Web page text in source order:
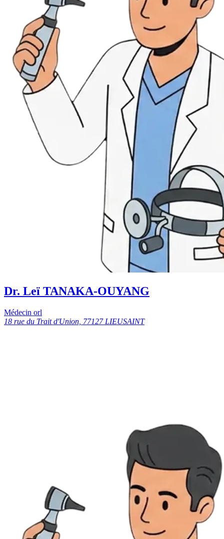
Dr. Leï TANAKA-OUYANG
Médecin orl
18 rue du Trait d'Union, 77127 LIEUSAINT